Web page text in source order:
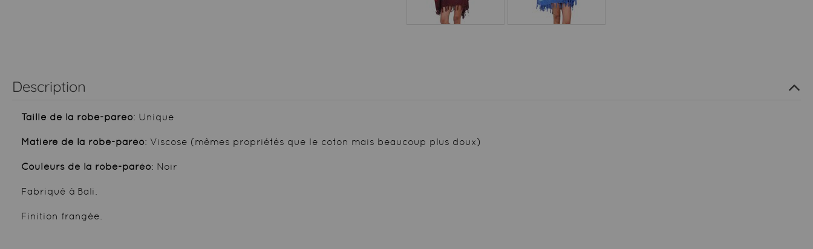
Description
Taille de la robe-paréo: Unique
Matière de la robe-paréo: Viscose (mêmes propriétés que le coton mais beaucoup plus doux)
Couleurs de la robe-paréo: Noir
Fabriqué à Bali.
Finition frangée.